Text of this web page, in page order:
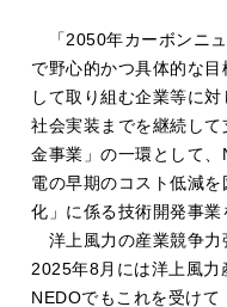
「2050年カーボンニ
で野心的かつ具体的な
して取り組む企業等に
社会実装までを継続し
金事業」の一環として
電の早期のコスト低減
化」に係る技術開発事業
洋上風力の産業競争力
2025年8月には洋上風力
NEDOでもこれを受け